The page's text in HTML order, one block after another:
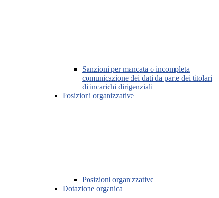
Sanzioni per mancata o incompleta
comunicazione dei dati da parte dei titolari
di incarichi dirigenziali
Posizioni organizzative
Posizioni organizzative
Dotazione organica